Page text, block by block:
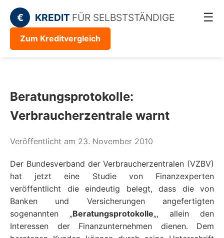
€ KREDIT FÜR SELBSTSTÄNDIGE ☰
Zum Kreditvergleich
Beratungsprotokolle:
Verbraucherzentrale warnt
Veröffentlicht am 23. November 2010
Der Bundesverband der Verbraucherzentralen (VZBV)
hat jetzt eine Studie von Finanzexperten
veröffentlicht die eindeutig belegt, dass die von
Banken und Versicherungen angefertigten
sogenannten „Beratungsprotokolle„, allein den
Interessen der Finanzunternehmen dienen. Dem